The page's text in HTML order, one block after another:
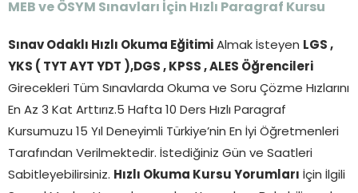
MEB ve ÖSYM Sınavları İçin Hızlı Paragraf Kursu
Sınav Odaklı Hızlı Okuma Eğitimi Almak İsteyen LGS ,
YKS ( TYT AYT YDT ),DGS , KPSS , ALES Öğrencileri
Girecekleri Tüm Sınavlarda Okuma ve Soru Çözme Hızlarını
En Az 3 Kat Arttırız.5 Hafta 10 Ders Hızlı Paragraf
Kursumuzu 15 Yıl Deneyimli Türkiye’nin En İyi Öğretmenleri
Tarafından Verilmektedir. İstediğiniz Gün ve Saatleri
Sabitleyebilirsiniz. Hızlı Okuma Kursu Yorumları
İçin İlgili